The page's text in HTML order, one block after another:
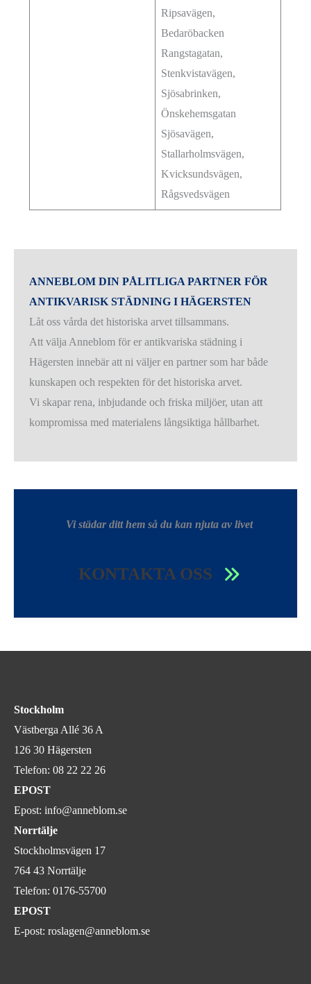
Ripsavägen,
Bedaröbacken
Rangstagatan,
Stenkvistavägen,
Sjösabrinken,
Önskehemsgatan
Sjösavägen,
Stallarholmsvägen,
Kvicksundsvägen,
Rågsvedsvägen
ANNEBLOM DIN PÅLITLIGA PARTNER FÖR
ANTIKVARISK STÄDNING I HÄGERSTEN
Låt oss vårda det historiska arvet tillsammans.
Att välja Anneblom för er antikvariska städning i
Hägersten innebär att ni väljer en partner som har både
kunskapen och respekten för det historiska arvet.
Vi skapar rena, inbjudande och friska miljöer, utan att
kompromissa med materialens långsiktiga hållbarhet.
Vi städar ditt hem så du kan njuta av livet
KONTAKTA OSS
Stockholm
Västberga Allé 36 A
126 30 Hägersten
Telefon: 08 22 22 26
EPOST
Epost: info@anneblom.se
Norrtälje
Stockholmsvägen 17
764 43 Norrtälje
Telefon: 0176-55700
EPOST
E-post: roslagen@anneblom.se